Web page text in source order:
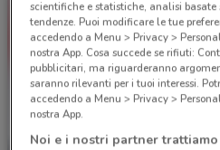
scientifiche e statistiche, analisi
tendenze. Puoi modificare le tue
accedendo a Menu > Privacy >
nostra App. Cosa succede se rifiuti:
pubblicitari, ma riguarderanno
saranno rilevanti per i tuoi interessi.
accedendo a Menu > Privacy >
nostra App.
Noi e i nostri partner